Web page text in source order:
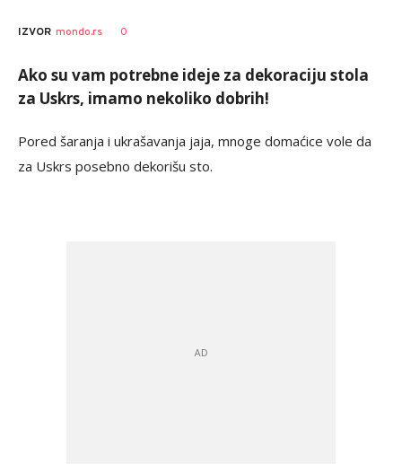
IZVOR mondo.rs 0
Ako su vam potrebne ideje za dekoraciju stola
za Uskrs, imamo nekoliko dobrih!
Pored šaranja i ukrašavanja jaja, mnoge domaćice vole da
za Uskrs posebno dekorišu sto.